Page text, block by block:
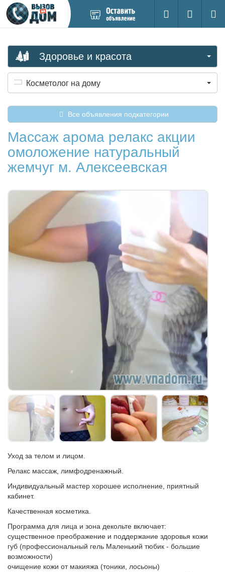
новое
Поиск
Вход на
Здоровье и красота
Косметолог на дому
Все объявления подкатегории
Массаж арома релакс акции
омоложение натуральный
жемчуг м. Алексеевская
Уход за телом и лицом.
Релакс массаж, лимфодренажный.
Индивидуальный мастер хорошее исполнение, приятный
кабинет.
Качественная косметика.
Программа для лица и зона декольте включает:
существенное преображение и поддержание здоровья кожи
губ (профессиональный гель Маленький тюбик - большие
возможности)
очищение кожи от макияжа (тоники, лосьоны)